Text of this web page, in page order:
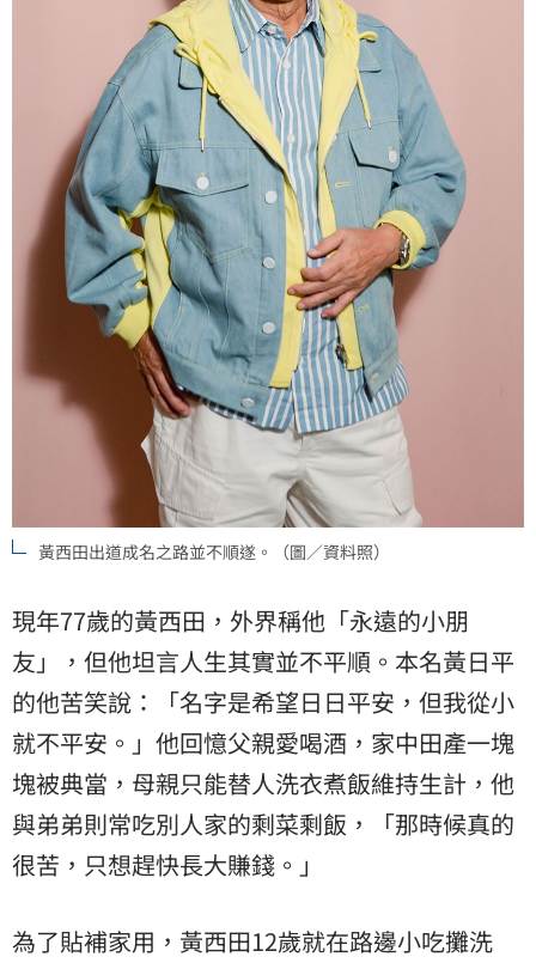
黃西田出道成名之路並不順遂。（圖／資料照）
現年77歲的黃西田，外界稱他「永遠的小朋
友」，但他坦言人生其實並不平順。本名黃日平
的他苦笑說：「名字是希望日日平安，但我從小
就不平安。」他回憶父親愛喝酒，家中田產一塊
塊被典當，母親只能替人洗衣煮飯維持生計，他
與弟弟則常吃別人家的剩菜剩飯，「那時候真的
很苦，只想趕快長大賺錢。」
為了貼補家用，黃西田12歲就在路邊小吃攤洗